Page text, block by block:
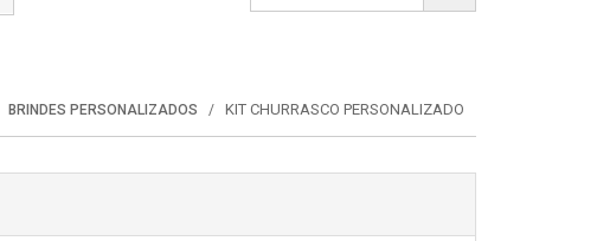
BRINDES PERSONALIZADOS KIT CHURRASCO PERSONALIZADO